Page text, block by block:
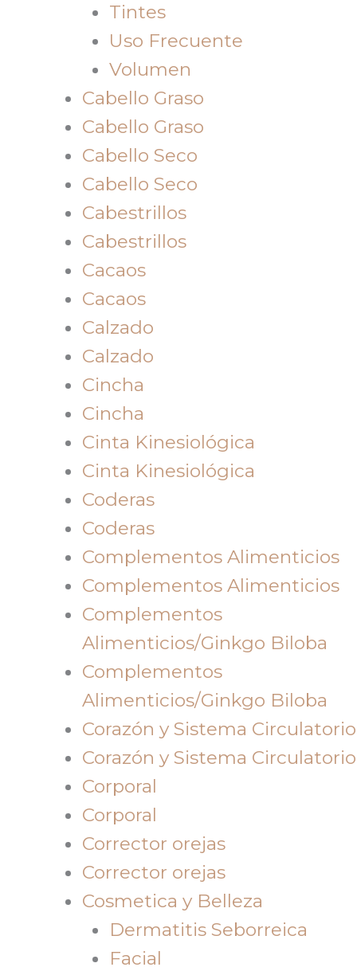
Tintes
Uso Frecuente
Volumen
Cabello Graso
Cabello Graso
Cabello Seco
Cabello Seco
Cabestrillos
Cabestrillos
Cacaos
Cacaos
Calzado
Calzado
Cincha
Cincha
Cinta Kinesiológica
Cinta Kinesiológica
Coderas
Coderas
Complementos Alimenticios
Complementos Alimenticios
Complementos
Alimenticios/Ginkgo Biloba
Complementos
Alimenticios/Ginkgo Biloba
Corazón y Sistema Circulatorio
Corazón y Sistema Circulatorio
Corporal
Corporal
Corrector orejas
Corrector orejas
Cosmetica y Belleza
Dermatitis Seborreica
Facial